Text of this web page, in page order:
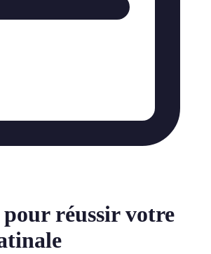
pour réussir votre